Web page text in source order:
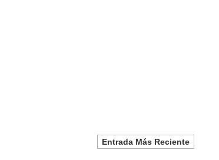
Entrada Más Reciente